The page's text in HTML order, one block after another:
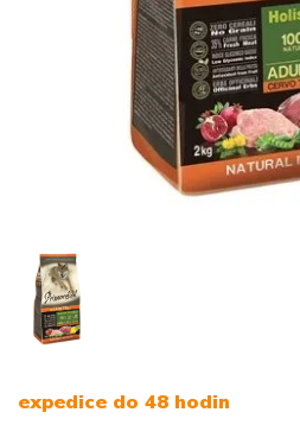
expedice do 48 hodin